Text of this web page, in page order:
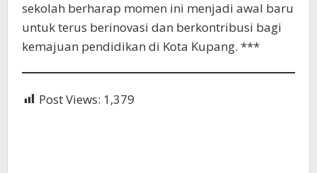
sekolah berharap momen ini menjadi awal baru
untuk terus berinovasi dan berkontribusi bagi
kemajuan pendidikan di Kota Kupang. ***
Post Views: 1,379